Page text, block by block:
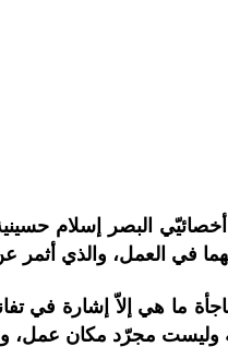
البصر إسلام
في العمل، والذي أثمر
ما هي إلاّ إشارة في
وليست مجرّد مكان عمل،